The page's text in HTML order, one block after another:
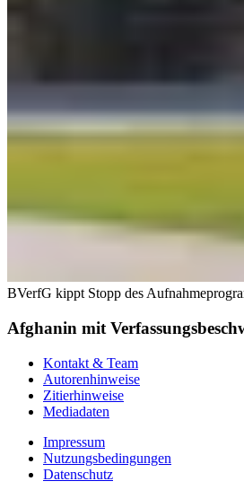
BVerfG kippt Stopp des
Afghanin mit
Kontakt & Team
Autorenhinweise
Zitierhinweise
Mediadaten
Impressum
Nutzungsbedingungen
Datenschutz